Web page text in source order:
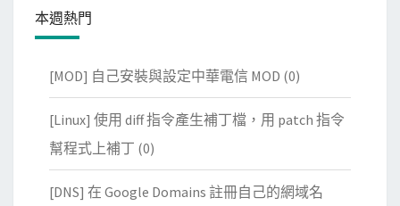
本週熱門
[MOD] 自己安裝與設定中華電信 MOD (0)
[Linux] 使用 diff 指令產生補丁檔，用 patch 指令
幫程式上補丁 (0)
[DNS] 在 Google Domains 註冊自己的網域名